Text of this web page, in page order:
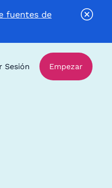
fuentes de
Sesión Empezar